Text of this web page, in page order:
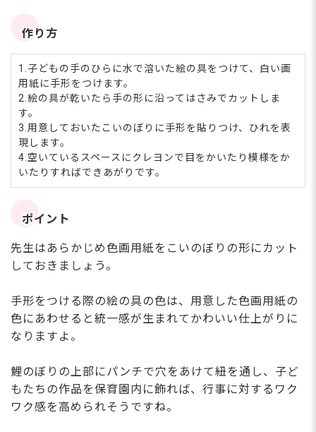
作り方
1.子どもの手のひらに水で溶いた絵の具をつけて、白い画
用紙に手形をつけます。
2.絵の具が乾いたら手の形に沿ってはさみでカットしま
す。
3.用意しておいたこいのぼりに手形を貼りつけ、ひれを表
現します。
4.空いているスペースにクレヨンで目をかいたり模様をか
いたりすればできあがりです。
ポイント
先生はあらかじめ色画用紙をこいのぼりの形にカット
しておきましょう。
手形をつける際の絵の具の色は、用意した色画用紙の
色にあわせると統一感が生まれてかわいい仕上がりに
なりますよ。
鯉のぼりの上部にパンチで穴をあけて紐を通し、子ど
もたちの作品を保育園内に飾れば、行事に対するワク
ワク感を高められそうですね。